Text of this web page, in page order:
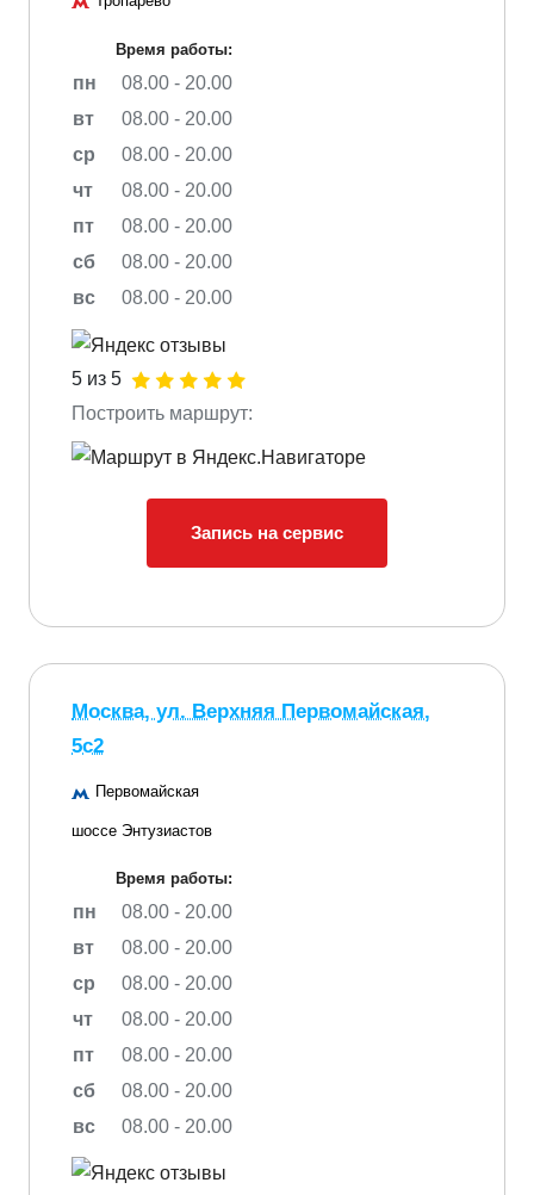
Время работы:
пн
08.00 - 20.00
вт
08.00 - 20.00
ср
08.00 - 20.00
чт
08.00 - 20.00
пт
08.00 - 20.00
сб
08.00 - 20.00
вс
08.00 - 20.00
5 из 5
Построить маршрут:
Запись на сервис
Москва, ул. Верхняя Первомайская,
5с2
Первомайская
шоссе Энтузиастов
Время работы:
пн
08.00 - 20.00
вт
08.00 - 20.00
ср
08.00 - 20.00
чт
08.00 - 20.00
пт
08.00 - 20.00
сб
08.00 - 20.00
вс
08.00 - 20.00